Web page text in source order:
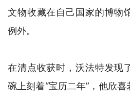
文物收藏在自己国家的博物
例外。
在清点收获时，沃法特发现
碗上刻着“宝历二年”，他欣